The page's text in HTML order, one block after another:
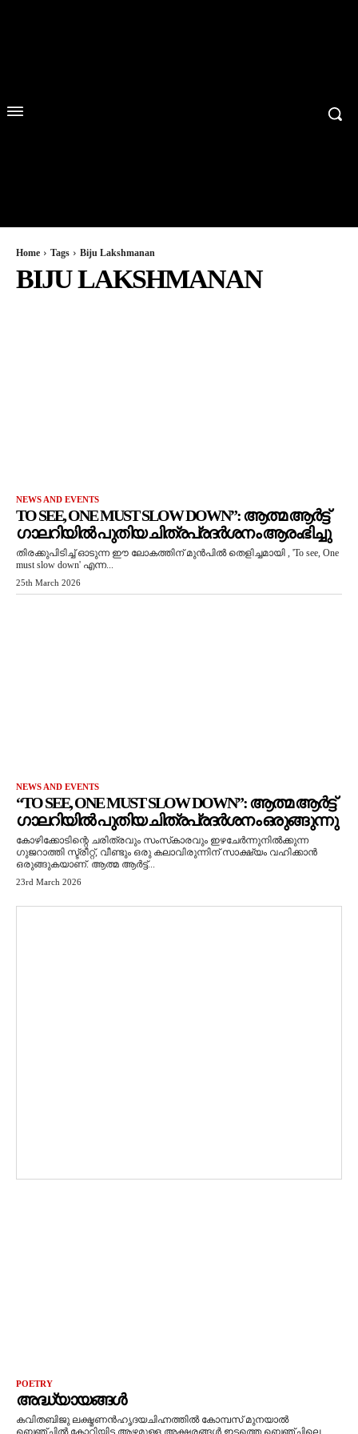
Home Tags Biju Lakshmanan
BIJU LAKSHMANAN
NEWS AND EVENTS
TO SEE, ONE MUST SLOW DOWN”: ആത്മ ആർട്ട്
ഗാലറിയിൽ പുതിയ ചിത്രപ്രദർശനം ആരംഭിച്ചു
തിരക്കുപിടിച്ച് ഓടുന്ന ഈ ലോകത്തിന് മുൻപിൽ തെളിച്ചമായി , 'To see, One
must slow down' എന്ന...
25th March 2026
NEWS AND EVENTS
“TO SEE, ONE MUST SLOW DOWN”: ആത്മ ആർട്ട്
ഗാലറിയിൽ പുതിയ ചിത്രപ്രദർശനം ഒരുങ്ങുന്നു
കോഴിക്കോടിന്റെ ചരിത്രവും സംസ്‌കാരവും ഇഴചേർന്നുനിൽക്കുന്ന
ഗുജറാത്തി സ്ട്രീറ്റ്, വീണ്ടും ഒരു കലാവിരുന്നിന് സാക്ഷ്യം വഹിക്കാൻ
ഒരുങ്ങുകയാണ്. ആത്മ ആർട്ട്...
23rd March 2026
POETRY
അദ്ധ്യായങ്ങൾ
കവിതബിജു ലക്ഷ്മണൻഹൃദയചിഹ്നത്തിൽ കോമ്പസ് മുനയാൽ
ബെഞ്ചിൽ കോറിയിട്ട ആഴമുള്ള അക്ഷരങ്ങൾ.ഇടത്തെ ബെഞ്ചിലെ